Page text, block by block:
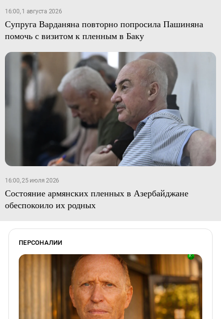
16:00, 1 августа 2026
Супруга Варданяна повторно попросила Пашиняна
помочь с визитом к пленным в Баку
16:00, 25 июля 2026
Состояние армянских пленных в Азербайджане
обеспокоило их родных
ПЕРСОНАЛИИ